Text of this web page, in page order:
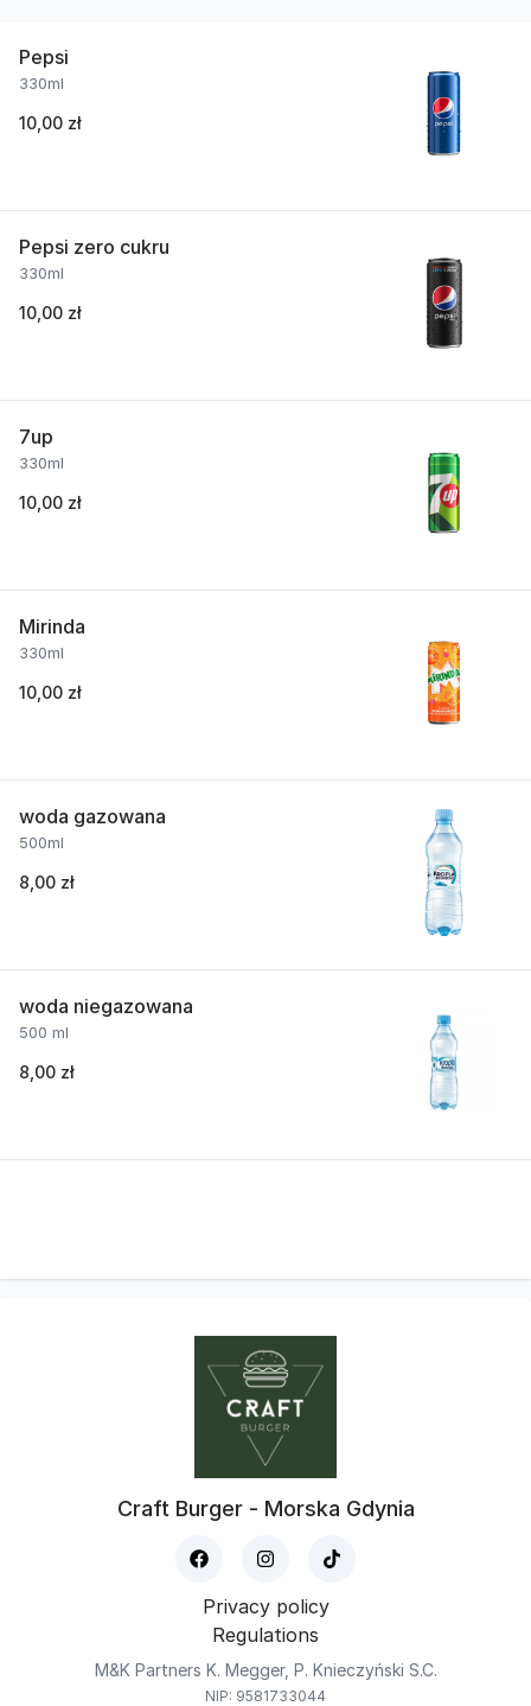
Pepsi
330ml
10,00 zł
Pepsi zero cukru
330ml
10,00 zł
7up
330ml
10,00 zł
Mirinda
330ml
10,00 zł
woda gazowana
500ml
8,00 zł
woda niegazowana
500 ml
8,00 zł
Craft Burger - Morska Gdynia
Privacy policy
Regulations
M&K Partners K. Megger, P. Knieczyński S.C.
NIP: 9581733044